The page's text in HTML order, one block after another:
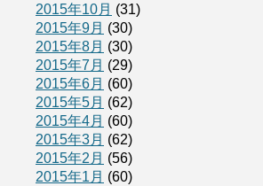
2015年10月 (31)
2015年9月 (30)
2015年8月 (30)
2015年7月 (29)
2015年6月 (60)
2015年5月 (62)
2015年4月 (60)
2015年3月 (62)
2015年2月 (56)
2015年1月 (60)